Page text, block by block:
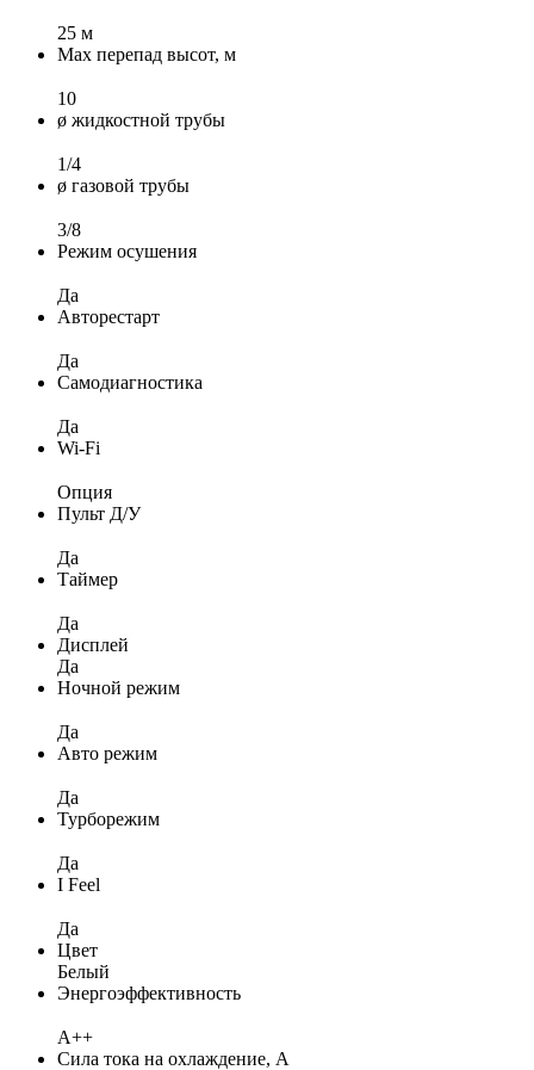
25 м
Max перепад высот, м
10
ø жидкостной трубы
1/4
ø газовой трубы
3/8
Режим осушения
Да
Авторестарт
Да
Самодиагностика
Да
Wi-Fi
Опция
Пульт Д/У
Да
Таймер
Да
Дисплей
Да
Ночной режим
Да
Авто режим
Да
Турборежим
Да
I Feel
Да
Цвет
Белый
Энергоэффективность
A++
Сила тока на охлаждение, А